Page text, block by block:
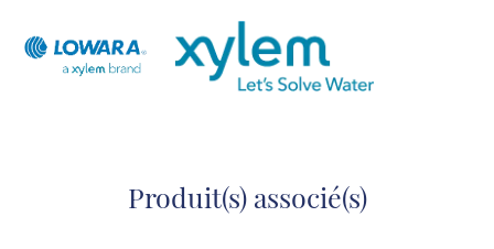
Produit(s) associé(s)